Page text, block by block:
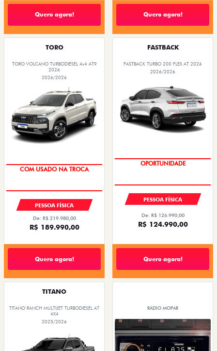
Quero agora! Quero agora!
TORO
TORO VOLCANO TURBODIESEL 4x4 AT9
2026
2026/2026
PESSOA FÍSICA
De: R$ 219.980,00
R$ 189.990,00
Quero agora!
FASTBACK
FASTBACK TURBO 200 FLEX AT 2026
2026/2026
PESSOA FÍSICA
De: R$ 126.990,00
R$ 124.990,00
Quero agora!
TITANO
TITANO RANCH MULTIJET TURBODIESEL AT
4X4
2025/2026
RÁDIO MOPAR